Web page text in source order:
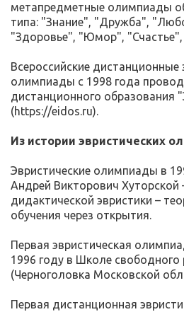
метапредметные олимпиады
типа: "Знание", "Дружба",
"Здоровье", "Юмор",
Всероссийские дистанционные
олимпиады с 1998 года
дистанционного образования
(https://eidos.ru).
Из истории эвристических
Эвристические олимпиады в
Андрей Викторович Хуторской
дидактической эвристики –
обучения через открытия.
Первая эвристическая
1996 году в Школе свободного
(Черноголовка Московской
Первая дистанционная